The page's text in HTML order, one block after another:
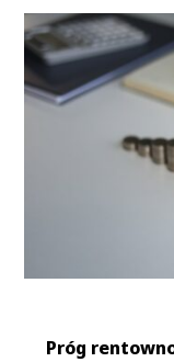
Próg